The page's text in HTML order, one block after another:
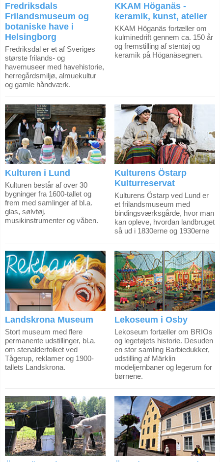
Fredriksdals
Frilandsmuseum og
botaniske have i
Helsingborg
Fredriksdal er et af Sveriges
største frilands- og
havemuseer med havehistorie,
herregårdsmiljø, almuekultur
og gamle håndværk.
KKAM Höganäs -
keramik, kunst, atelier
KKAM Höganäs fortæller om
kulminedrift gennem ca. 150 år
og fremstilling af stentøj og
keramik på Höganäsegnen.
Kulturen i Lund
Kulturen består af over 30
bygninger fra 1600-tallet og
frem med samlinger af bl.a.
glas, sølvtøj,
musikinstrumenter og våben.
Kulturens Östarp
Kulturreservat
Kulturens Östarp ved Lund er
et frilandsmuseum med
bindingsværksgårde, hvor man
kan opleve, hvordan landbruget
så ud i 1830erne og 1930erne
Landskrona Museum
Stort museum med flere
permanente udstillinger, bl.a.
om stenalderfolket ved
Tågerup, reklamer og 1900-
tallets Landskrona.
Lekoseum i Osby
Lekoseum fortæller om BRIOs
og legetøjets historie. Desuden
en stor samling Barbiedukker,
udstilling af Märklin
modeljernbaner og legerum for
børnene.